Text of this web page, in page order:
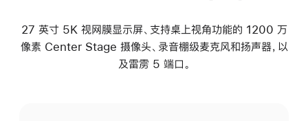
27 英寸 5K 视网膜显示屏、支持桌上视角功能的 1200 万
像素 Center Stage 摄像头、录音棚级麦克风和扬声器，以
及雷雳 5 端口。